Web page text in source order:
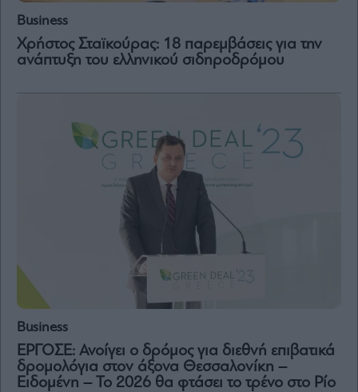
Business
Χρήστος Σταϊκούρας: 18 παρεμβάσεις για την
ανάπτυξη του ελληνικού σιδηροδρόμου
Business
ΕΡΓΟΣΕ: Ανοίγει ο δρόμος για διεθνή επιβατικά
δρομολόγια στον άξονα Θεσσαλονίκη –
Ειδομένη – Το 2026 θα φτάσει το τρένο στο Ρίο